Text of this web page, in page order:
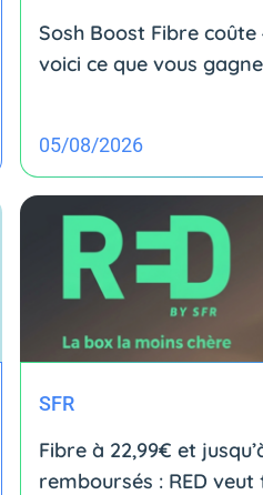
Sosh Boost Fibre coûte
voici ce que vous
05/08/2026
SFR
Fibre à 22,99€ et
remboursés : RED